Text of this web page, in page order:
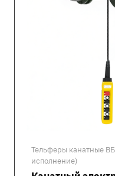
Тельферы канатные
исполнение)